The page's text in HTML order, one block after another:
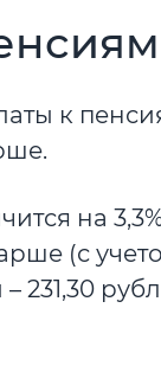
к
на
(с
231,30